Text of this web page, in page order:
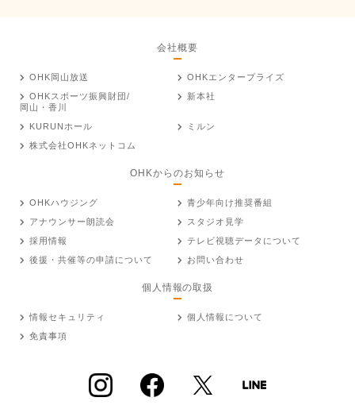
会社概要
OHK岡山放送
OHKエンタープライズ
OHKスポーツ振興財団/
岡山・香川
新本社
KURUNホール
ミルン
株式会社OHKネットコム
OHKからのお知らせ
OHKハウジング
青少年向け推奨番組
アナウンサー朗読会
スタジオ見学
採用情報
テレビ視聴データについて
後援・共催等の申請について
お問い合わせ
個人情報の取扱
情報セキュリティ
個人情報について
免責事項